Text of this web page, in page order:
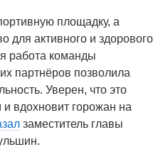
площадку, а
для активного и здорового
работа команды
партнёров позволила
Уверен, что это
вдохновит горожан на
заместитель главы